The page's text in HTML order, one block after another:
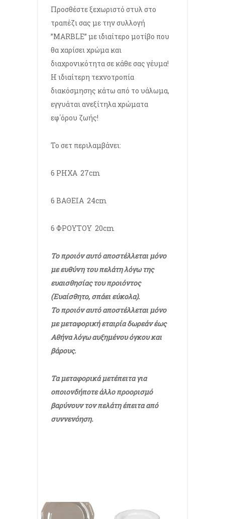
Προσθέστε ξεχωριστό στυλ στο
τραπέζι σας με την συλλογή
”MARBLE” με ιδιαίτερο μοτίβο που
θα χαρίσει χρώμα και
διαχρονικότητα σε κάθε σας γέυμα!
Η ιδιαίτερη τεχνοτροπία
διακόσμησης κάτω από το υάλωμα,
εγγυάται ανεξίτηλα χρώματα
εφ΄όρου ζωής!
Το σετ περιλαμβάνει:
6 ΡΗΧΑ 27cm
6 ΒΑΘΕΙΑ 24cm
6 ΦΡΟΥΤΟΥ 20cm
Το προιόν αυτό αποστέλλεται μόνο
με ευθύνη του πελάτη λόγω της
ευαισθησίας του προιόντος
(Ευαίσθητο, σπάει εύκολα).
Το προιόν αυτό αποστέλλεται μόνο
με μεταφορική εταιρία δωρεάν έως
Αθήνα λόγω αυξημένου όγκου και
βάρους.
Τα μεταφορικά μετέπειτα για
οποιονδήποτε άλλο προορισμό
βαρύνουν τον πελάτη έπειτα από
συννενόηση.